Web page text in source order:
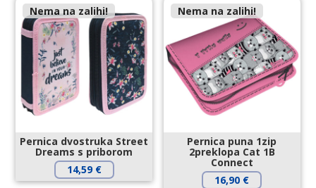
Nema na zalihi!
Pernica dvostruka Street
Dreams s priborom
14,59 €
Nema na zalihi!
Pernica puna 1zip
2preklopa Cat 1B
Connect
16,90 €